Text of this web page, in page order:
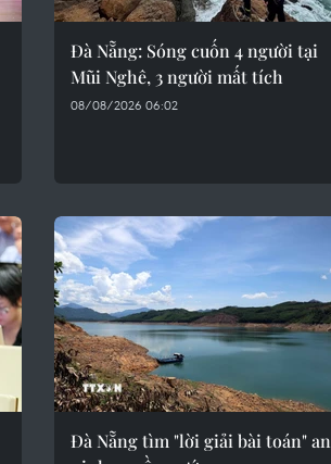
Đà Nẵng: Sóng cuốn 4 người tại
Mũi Nghê, 3 người mất tích
08/08/2026 06:02
Đà Nẵng tìm "lời giải bài toán" an